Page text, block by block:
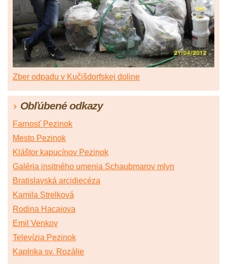
Zber odpadu v Kučišdorfskej doline
Obľúbené odkazy
Farnosť Pezinok
Mesto Pezinok
Kláštor kapucínov Pezinok
Galéria insitného umenia Schaubmarov mlyn
Bratislavská arcidiecéza
Kamila Strelková
Rodina Hacajova
Emil Venkov
Televízia Pezinok
Kaplnka sv. Rozálie